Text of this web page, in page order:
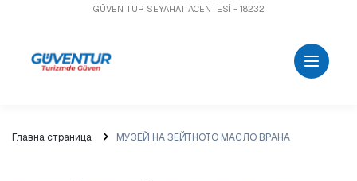
GÜVEN TUR SEYAHAT ACENTESİ - 18232
Главна страница МУЗЕЙ НА ЗЕЙТНОТО МАСЛО ВРАНА